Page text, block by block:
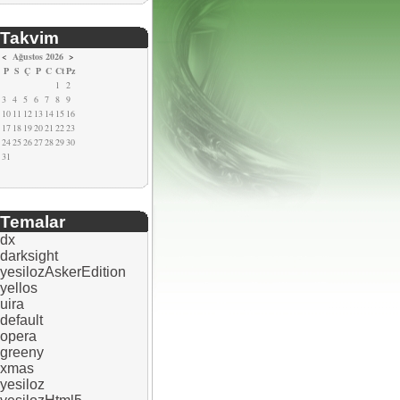
Takvim
< Ağustos 2026 >
P S Ç P C CtPz
1 2
3 4 5 6 7 8 9
10 11 12 13 14 15 16
17 18 192021 2223
24252627282930
31
Temalar
dx
darksight
yesilozAskerEdition
yellos
uira
default
opera
greeny
xmas
yesiloz